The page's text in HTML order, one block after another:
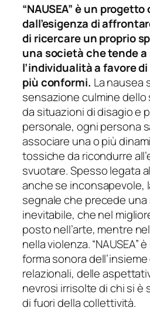
“NAUSEA” è un
dall’esigenza di
di ricercare un proprio
una società che tende
l’individualità a favore
più conformi. La nausea
sensazione culmine
da situazioni di disagio e
personale, ogni persona
associare una o più
tossiche da ricondurre
svuotare. Spesso legata
anche se inconsapevole,
segnale che precede una
inevitabile, che nel
posto nell’arte, mentre
nella violenza. “NAUSEA”
forma sonora
relazionali, delle
nevrosi irrisolte di chi si è
di fuori della collettività.